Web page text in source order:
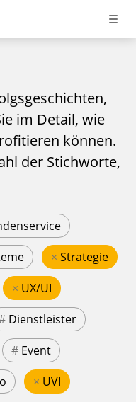
im Detail, wie
können.
der Stichworte,
× Strategie
× UX/UI
Dienstleister
# Event
× UVI